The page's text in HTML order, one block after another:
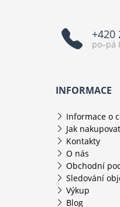
+420
po–pá
INFORMACE
Informace o
Jak nakupovat
Kontakty
O nás
Obchodní
Sledování
Výkup
Blog